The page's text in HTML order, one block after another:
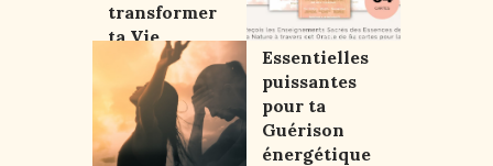
transformer
ta Vie
Des Huiles
Essentielles
puissantes
pour ta
Guérison
énergétique